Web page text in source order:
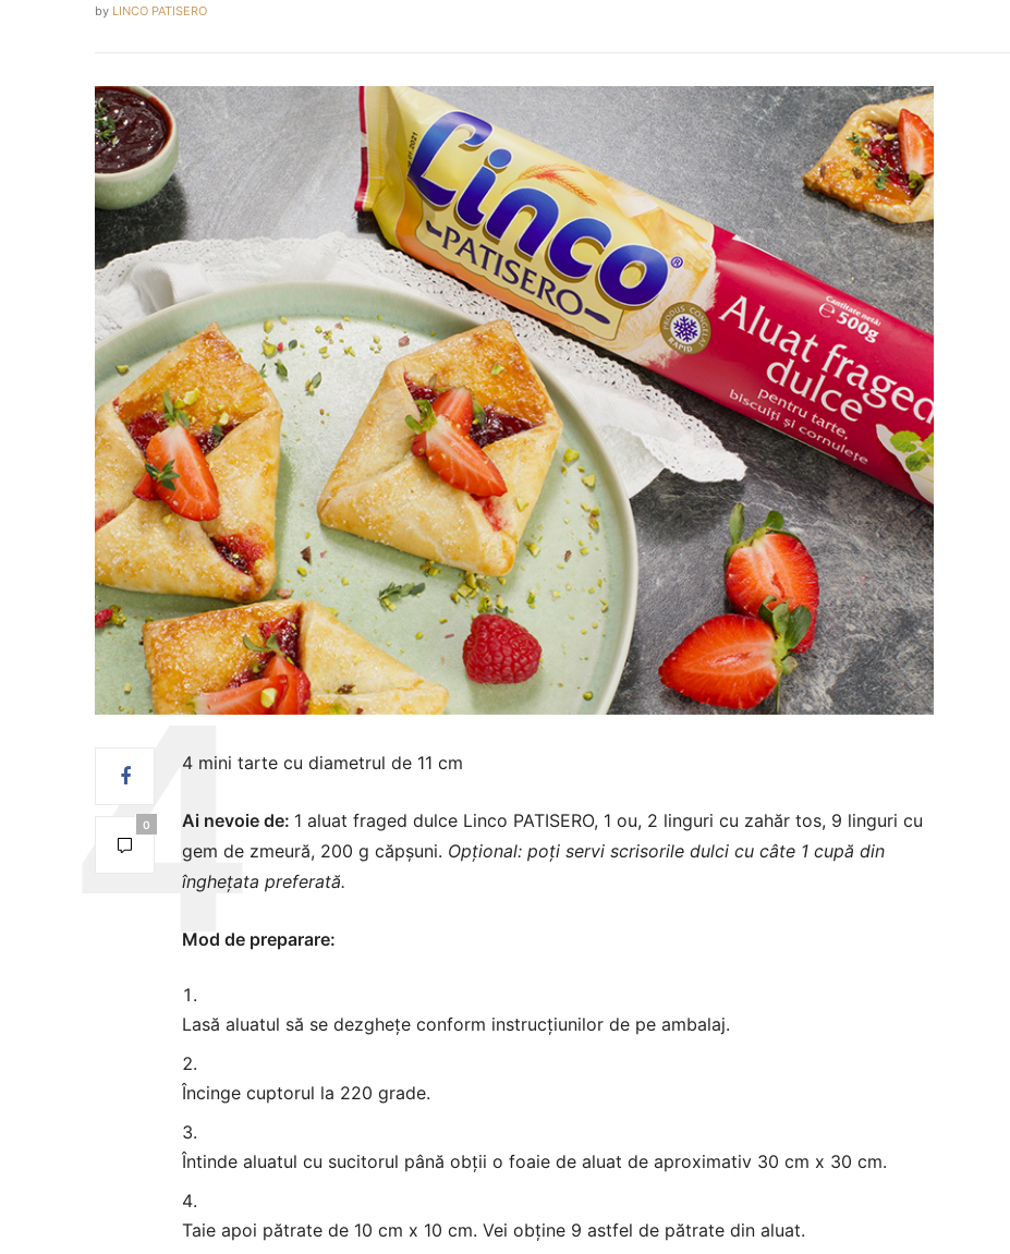
by LINCO PATISERO
0
4 mini tarte cu diametrul de 11 cm
Ai nevoie de: 1 aluat fraged dulce Linco PATISERO, 1 ou, 2 linguri cu zahăr tos, 9 linguri cu
gem de zmeură, 200 g căpșuni. Opțional: poți servi scrisorile dulci cu câte 1 cupă din
înghețata preferată.
Mod de preparare:
Lasă aluatul să se dezghețe conform instrucțiunilor de pe ambalaj.
Încinge cuptorul la 220 grade.
Întinde aluatul cu sucitorul până obții o foaie de aluat de aproximativ 30 cm x 30 cm.
Taie apoi pătrate de 10 cm x 10 cm. Vei obține 9 astfel de pătrate din aluat.
Grecești cu cremă cu gust de
Gramaj: 500g INSTRUCȚIUNI DE PĂSTRARE